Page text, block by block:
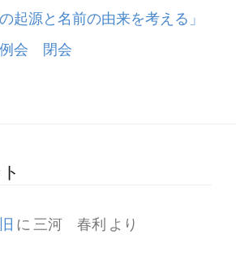
起源と名前の由来を考える」
例会 閉会
に 三河 春利 より